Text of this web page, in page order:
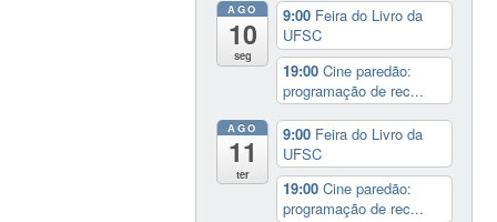
AGO
10
seg
9:00 Feira do Livro da
UFSC
19:00Cine paredão:
programação de rec...
AGO
11
ter
9:00 Feira do Livro da
UFSC
19:00Cine paredão:
programação de rec...